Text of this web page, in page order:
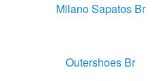
Milano Sapatos Br
Outershoes Br